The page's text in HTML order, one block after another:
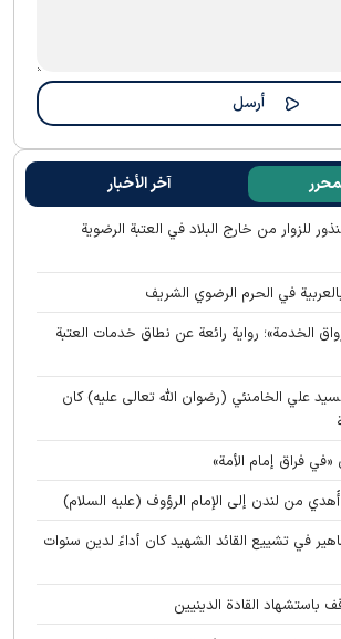
آخر الأخبار
للزوار من خارج البلاد في العتبة الرضوية
في الحرم الرضوي الشريف
الخدمة»؛ رواية رائعة عن نطاق خدمات العتبة
علي الخامنئي (رضوان الله تعالى عليه) كان
فراق إمام الأمة»
أُهدي من لندن إلى الإمام الرؤوف (عليه السلام)
في تشييع القائد الشهيد كان أداءً لدين سنوات
باستشهاد القادة الدينيين